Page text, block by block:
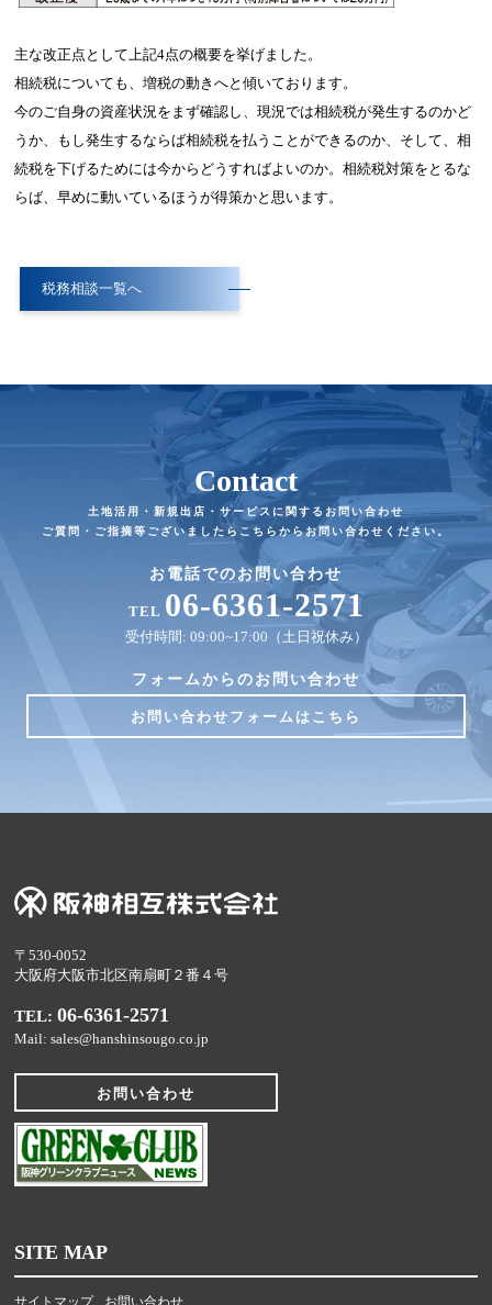
主な改正点として上記4点の概要を挙げました。
相続税についても、増税の動きへと傾いております。
今のご自身の資産状況をまず確認し、現況では相続税が発生するのかど
うか、もし発生するならば相続税を払うことができるのか、そして、相
続税を下げるためには今からどうすればよいのか。相続税対策をとるな
らば、早めに動いているほうが得策かと思います。
税務相談一覧へ
Contact
土地活用・新規出店・サービスに関するお問い合わせ
ご質問・ご指摘等ございましたらこちらからお問い合わせください。
お電話でのお問い合わせ
TEL 06-6361-2571
受付時間: 09:00~17:00（土日祝休み）
フォームからのお問い合わせ
お問い合わせフォームはこちら
〒530-0052
大阪府大阪市北区南扇町２番４号
TEL:06-6361-2571
Mail: sales@hanshinsougo.co.jp
お問い合わせ
SITE MAP
サイトマップ お問い合わせ